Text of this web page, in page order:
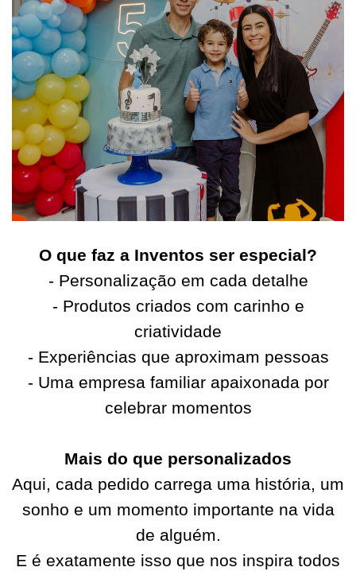
O que faz a Inventos ser especial?
- Personalização em cada detalhe
- Produtos criados com carinho e
criatividade
- Experiências que aproximam pessoas
- Uma empresa familiar apaixonada por
celebrar momentos
Mais do que personalizados
Aqui, cada pedido carrega uma história, um
sonho e um momento importante na vida
de alguém.
E é exatamente isso que nos inspira todos